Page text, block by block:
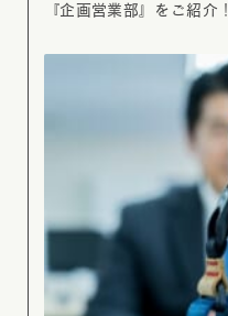
『企画営業部』をご紹介！